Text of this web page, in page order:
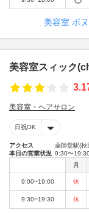
美容室 ボ
美容室スィック
美容室・ヘアサロン
日祝OK
アクセス
薬師堂駅(秋
本日の営業状況 9:30〜
月
9:00~19:00 休
9:30~19:30 休